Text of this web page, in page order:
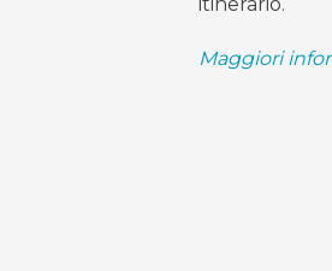
Maggiori